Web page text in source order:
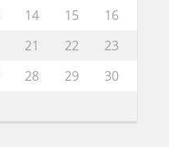
14 15
16
21 22
23
28 29
30